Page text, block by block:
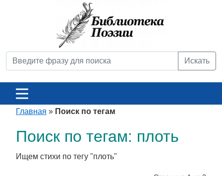
Искать
Главная » Поиск по тегам
Поиск по тегам: плоть
Ищем стихи по тегу "плоть"